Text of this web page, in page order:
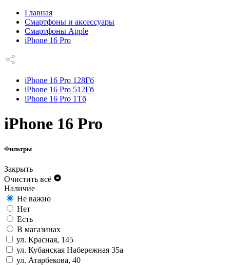
Главная
Смартфоны и аксессуары
Смартфоны Apple
iPhone 16 Pro
iPhone 16 Pro 128Гб
iPhone 16 Pro 512Гб
iPhone 16 Pro 1Тб
iPhone 16 Pro
Фильтры
Закрыть
Очистить всё
Наличие
Не важно
Нет
Есть
В магазинах
ул. Красная, 145
ул. Кубанская Набережная 35а
ул. Атарбекова, 40